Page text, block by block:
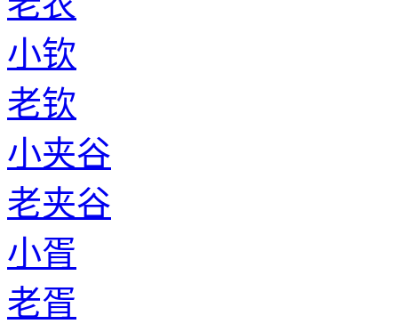
小钦
老钦
小夹谷
老夹谷
小胥
老胥